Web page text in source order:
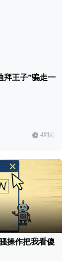
拜王子”骗走一
4周前
操作把我看傻